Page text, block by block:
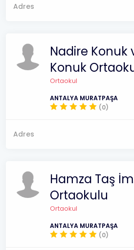
Adres
Nadire Konuk
Konuk
Ortaokul
ANTALYA MURATPAŞA
(0)
Adres
Hamza Taş
Ortaokulu
Ortaokul
ANTALYA MURATPAŞA
(0)